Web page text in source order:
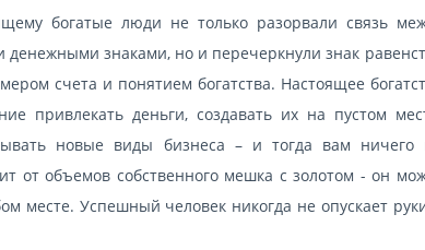
богатые люди не только разорвали связь
денежными знаками, но и перечеркнули знак
счета и понятием богатства. Настоящее
привлекать деньги, создавать их на пустом
новые виды бизнеса – и тогда вам ничего
от объемов собственного мешка с золотом - он
месте. Успешный человек никогда не опускает